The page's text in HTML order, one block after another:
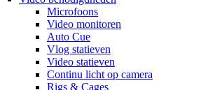
Microfoons
Video monitoren
Auto Cue
Vlog statieven
Video statieven
Continu licht op camera
Rigs & Cages